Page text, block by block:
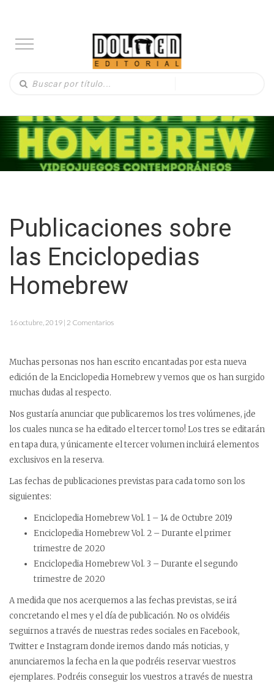
Publicaciones sobre
las Enciclopedias
Homebrew
16 octubre, 2019 | 2 Comentarios
Muchas personas nos han escrito encantadas por esta nueva
edición de la Enciclopedia Homebrew y vemos que os han surgido
muchas dudas al respecto.
Nos gustaría anunciar que publicaremos los tres volúmenes, ¡de
los cuales nunca se ha editado el tercer tomo! Los tres se editarán
en tapa dura, y únicamente el tercer volumen incluirá elementos
exclusivos en la reserva.
Las fechas de publicaciones previstas para cada tomo son los
siguientes:
Enciclopedia Homebrew Vol. 1 – 14 de Octubre 2019
Enciclopedia Homebrew Vol. 2 – Durante el primer
trimestre de 2020
Enciclopedia Homebrew Vol. 3 – Durante el segundo
trimestre de 2020
A medida que nos acerquemos a las fechas previstas, se irá
concretando el mes y el día de publicación. No os olvidéis
seguirnos a través de nuestras redes sociales en Facebook,
Twitter e Instagram donde iremos dando más noticias, y
anunciaremos la fecha en la que podréis reservar vuestros
ejemplares. Podréis conseguir los vuestros a través de nuestra